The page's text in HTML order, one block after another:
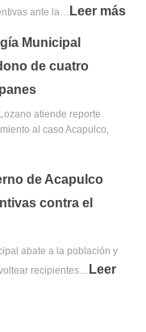
ante la… Leer más
Municipal
de cuatro
atiende reporte
al caso Acapulco,
de Acapulco
contra el
abate a la población y
recipientes… Leer